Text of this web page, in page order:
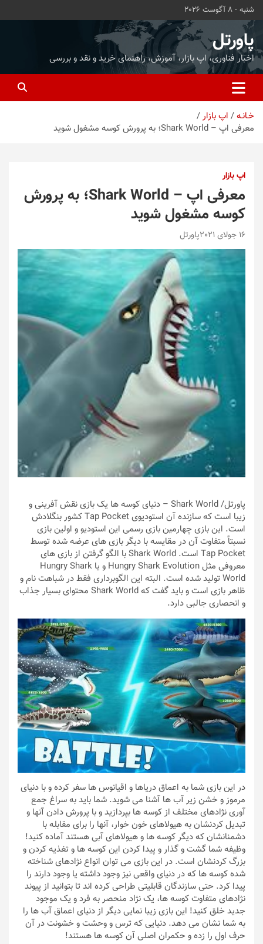
محتوا
بروید
شنبه - 8 آگوست 2026
پاورتل
اخبار فناوری، اپ بازار، آموزش، راهنمای خرید و نقد و بررسی
خـانـه
اپ بازار
معرفی اپ – Shark World؛ به پرورش کوسه مشغول شوید
اپ بازار
معرفی اپ – Shark World؛ به پرورش
کوسه مشغول شوید
16 جولای 2021 پاورتل
پاورتل
/ Shark World – دنیای کوسه ها یک بازی نقش آفرینی و
زیبا است که سازنده آن استودیوی Tap Pocket کشور بنگلادش
است. این بازی چهارمین بازی رسمی این استودیو و اولین بازی
نسبتاً متفاوت آن در مقایسه با دیگر بازی های عرضه شده توسط
Tap Pocket است. Shark World با الگو گرفتن از بازی های
معروفی مثل Hungry Shark Evolution و یا Hungry Shark
World تولید شده است. البته این الگوبرداری فقط در شباهت نام و
ظاهر بازی است و باید گفت که Shark World محتوای بسیار جذاب
و انحصاری جالبی دارد.
در این بازی شما به اعماق دریاها و اقیانوس ها سفر کرده و با دنیای
مرموز و خشن زیر آب ها آشنا می شوید. شما باید به سراغ جمع
آوری نژادهای مختلف از کوسه ها بپردازید و با پرورش دادن آنها و
تبدیل کردنشان به هیولاهای خون خوار، آنها را برای مقابله با
دشمنانشان که دیگر کوسه ها و هیولاهای آبی هستند آماده کنید!
وظیفه شما گشت و گذار و پیدا کردن این کوسه ها و تغذیه کردن و
بزرگ کردنشان است. در این بازی می توان انواع نژادهای شناخته
شده کوسه ها که در دنیای واقعی نیز وجود داشته یا وجود دارند را
پیدا کرد. حتی سازندگان قابلیتی طراحی کرده اند تا بتوانید از پیوند
نژادهای متفاوت کوسه ها، یک نژاد منحصر به فرد و یک موجود
جدید خلق کنید! این بازی زیبا نمایی دیگر از دنیای اعماق آب ها را
به شما نشان می دهد. دنیایی که ترس و وحشت و خشونت در آن
حرف اول را زده و حکمران اصلی آن کوسه ها هستند!